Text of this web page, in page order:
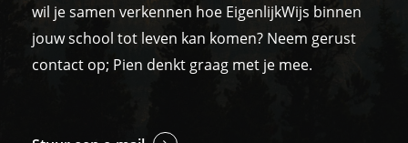
wil je samen verkennen hoe EigenlijkWijs binnen
jouw school tot leven kan komen? Neem gerust
contact op; Pien denkt graag met je mee.